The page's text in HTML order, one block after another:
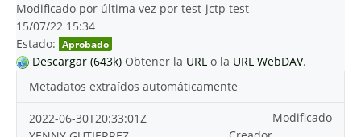
Modificado por última vez por test-jctp test
15/07/22 15:34
Estado: Aprobado
Descargar (643k) Obtener la URL o la URL WebDAV.
Metadatos extraídos automáticamente
Modificado
2022-06-30T20:33:01Z